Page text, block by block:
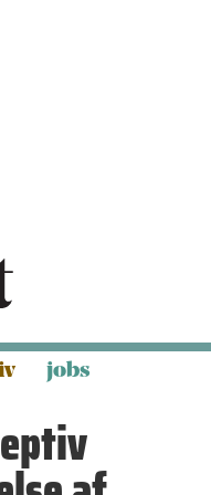
jobs